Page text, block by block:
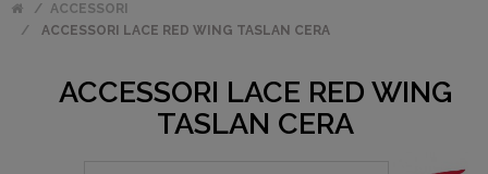
ACCESSORI
ACCESSORI LACE RED WING TASLAN CERA
ACCESSORI LACE RED WING
TASLAN CERA